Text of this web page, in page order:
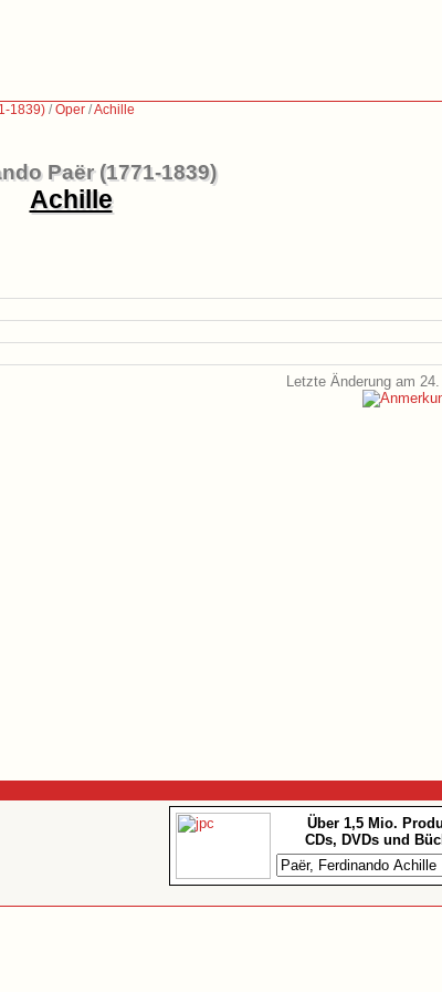
1839) /Oper /Achille
Paër (1771-1839)
Achille
Letzte Änderung am
Über 1,5 Mio.
CDs, DVDs und